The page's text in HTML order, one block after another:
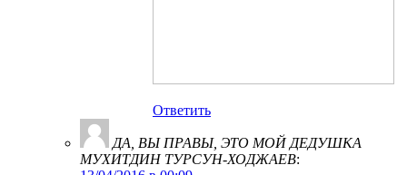
Ответить
ДА, ВЫ ПРАВЫ, ЭТО МОЙ ДЕДУШКА
МУХИТДИН ТУРСУН-ХОДЖАЕВ: